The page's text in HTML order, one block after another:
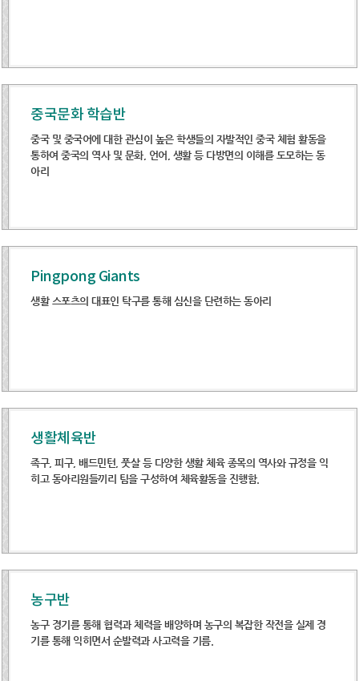
중국문화 학습반
중국 및 중국어에 대한 관심이 높은 학생들의 자발적인 중국 체험 활동을
통하여 중국의 역사 및 문화, 언어, 생활 등 다방면의 이해를 도모하는 동
아리
Pingpong Giants
생활 스포츠의 대표인 탁구를 통해 심신을 단련하는 동아리
생활체육반
족구, 피구, 배드민턴, 풋살 등 다양한 생활 체육 종목의 역사와 규정을 익
히고 동아리원들끼리 팀을 구성하여 체육활동을 진행함.
농구반
농구 경기를 통해 협력과 체력을 배양하며 농구의 복잡한 작전을 실제 경
기를 통해 익히면서 순발력과 사고력을 기름.